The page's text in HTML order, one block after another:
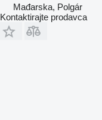
Mađarska, Polgár
Kontaktirajte prodavca